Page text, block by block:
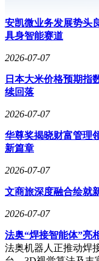
安凯微业务发展势头
具身智能赛道
2026-07-07
日本大米价格预期指
续回落
2026-07-07
华尊奖揭晓财富管理
新篇章
2026-07-07
文商旅深度融合绘就
2026-07-07
法奥“焊接智能体”亮
法奥机器人正推动焊